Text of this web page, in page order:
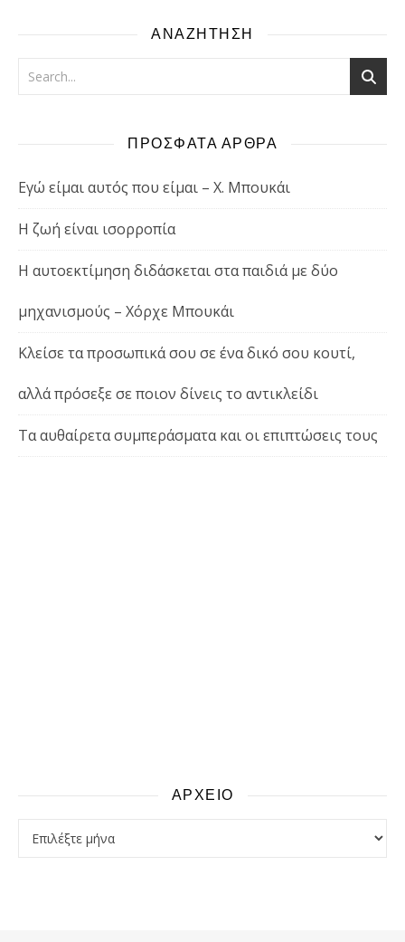
ΑΝΑΖΗΤΗΣΗ
ΠΡΟΣΦΑΤΑ ΑΡΘΡΑ
Εγώ είμαι αυτός που είμαι – Χ. Μπουκάι
Η ζωή είναι ισορροπία
Η αυτοεκτίμηση διδάσκεται στα παιδιά με δύο
μηχανισμούς – Χόρχε Μπουκάι
Κλείσε τα προσωπικά σου σε ένα δικό σου κουτί,
αλλά πρόσεξε σε ποιον δίνεις το αντικλείδι
Τα αυθαίρετα συμπεράσματα και οι επιπτώσεις τους
ΑΡΧΕΙΟ